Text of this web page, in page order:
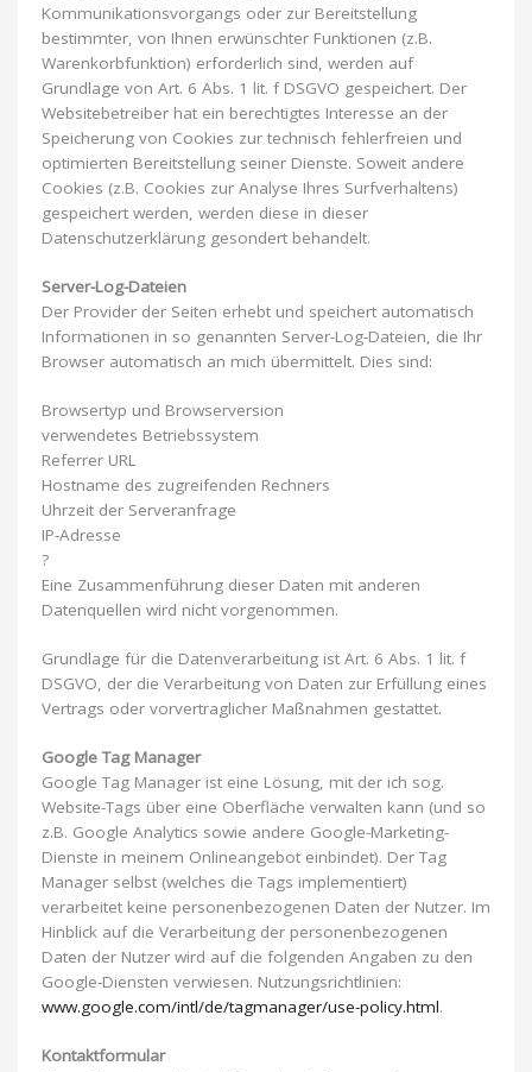
Kommunikationsvorgangs oder zur Bereitstellung
bestimmter, von Ihnen erwünschter Funktionen (z.B.
Warenkorbfunktion) erforderlich sind, werden auf
Grundlage von Art. 6 Abs. 1 lit. f DSGVO gespeichert. Der
Websitebetreiber hat ein berechtigtes Interesse an der
Speicherung von Cookies zur technisch fehlerfreien und
optimierten Bereitstellung seiner Dienste. Soweit andere
Cookies (z.B. Cookies zur Analyse Ihres Surfverhaltens)
gespeichert werden, werden diese in dieser
Datenschutzerklärung gesondert behandelt.
Server-Log-Dateien
Der Provider der Seiten erhebt und speichert automatisch
Informationen in so genannten Server-Log-Dateien, die Ihr
Browser automatisch an mich übermittelt. Dies sind:
Browsertyp und Browserversion
verwendetes Betriebssystem
Referrer URL
Hostname des zugreifenden Rechners
Uhrzeit der Serveranfrage
IP-Adresse
?
Eine Zusammenführung dieser Daten mit anderen
Datenquellen wird nicht vorgenommen.
Grundlage für die Datenverarbeitung ist Art. 6 Abs. 1 lit. f
DSGVO, der die Verarbeitung von Daten zur Erfüllung eines
Vertrags oder vorvertraglicher Maßnahmen gestattet.
Google Tag Manager
Google Tag Manager ist eine Lösung, mit der ich sog.
Website-Tags über eine Oberfläche verwalten kann (und so
z.B. Google Analytics sowie andere Google-Marketing-
Dienste in meinem Onlineangebot einbindet). Der Tag
Manager selbst (welches die Tags implementiert)
verarbeitet keine personenbezogenen Daten der Nutzer. Im
Hinblick auf die Verarbeitung der personenbezogenen
Daten der Nutzer wird auf die folgenden Angaben zu den
Google-Diensten verwiesen. Nutzungsrichtlinien:
www.google.com/intl/de/tagmanager/use-policy.html.
Kontaktformular